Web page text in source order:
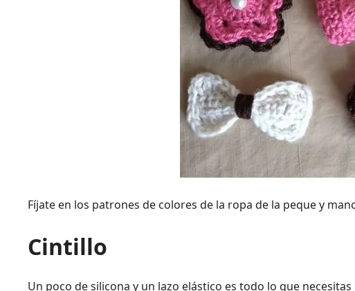
Fíjate en los patrones de colores de la ropa de la peque y
Cintillo
Un poco de silicona y un lazo elástico es todo lo que